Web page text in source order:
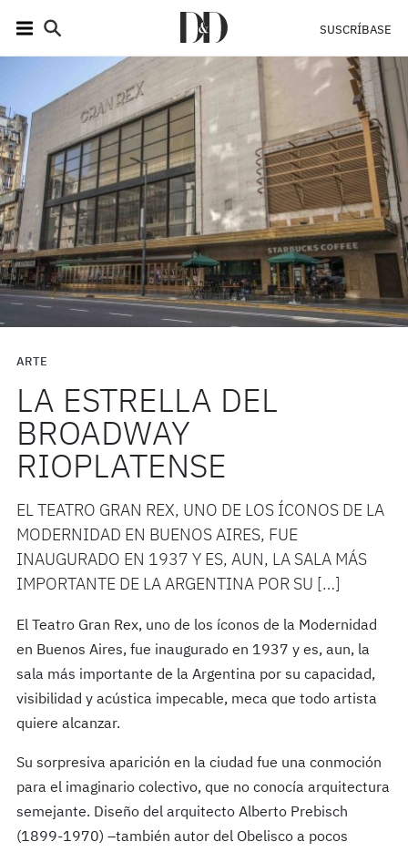
SUSCRÍBASE
ARTE
LA ESTRELLA DEL
BROADWAY
RIOPLATENSE
EL TEATRO GRAN REX, UNO DE LOS ÍCONOS DE LA
MODERNIDAD EN BUENOS AIRES, FUE
INAUGURADO EN 1937 Y ES, AUN, LA SALA MÁS
IMPORTANTE DE LA ARGENTINA POR SU […]
El Teatro Gran Rex, uno de los íconos de la Modernidad
en Buenos Aires, fue inaugurado en 1937 y es, aun, la
sala más importante de la Argentina por su capacidad,
visibilidad y acústica impecable, meca que todo artista
quiere alcanzar.
Su sorpresiva aparición en la ciudad fue una conmoción
para el imaginario colectivo, que no conocía arquitectura
semejante. Diseño del arquitecto Alberto Prebisch
(1899-1970) –también autor del Obelisco a pocos